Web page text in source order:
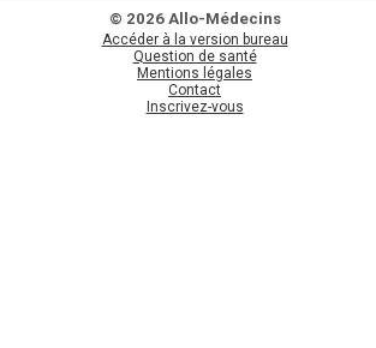
© 2026 Allo-Médecins
Accéder à la version bureau
Question de santé
Mentions légales
Contact
Inscrivez-vous